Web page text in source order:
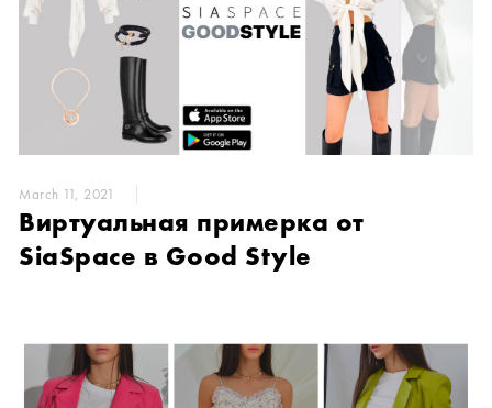
March 11, 2021
Виртуальная примерка от
SiaSpace в Good Style